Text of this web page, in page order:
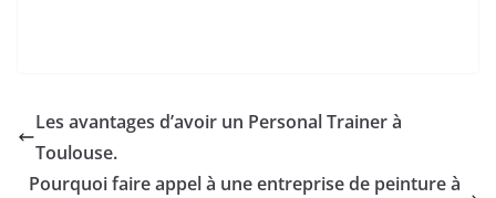
Les avantages d’avoir un Personal Trainer à
Toulouse.
Pourquoi faire appel à une entreprise de peinture à